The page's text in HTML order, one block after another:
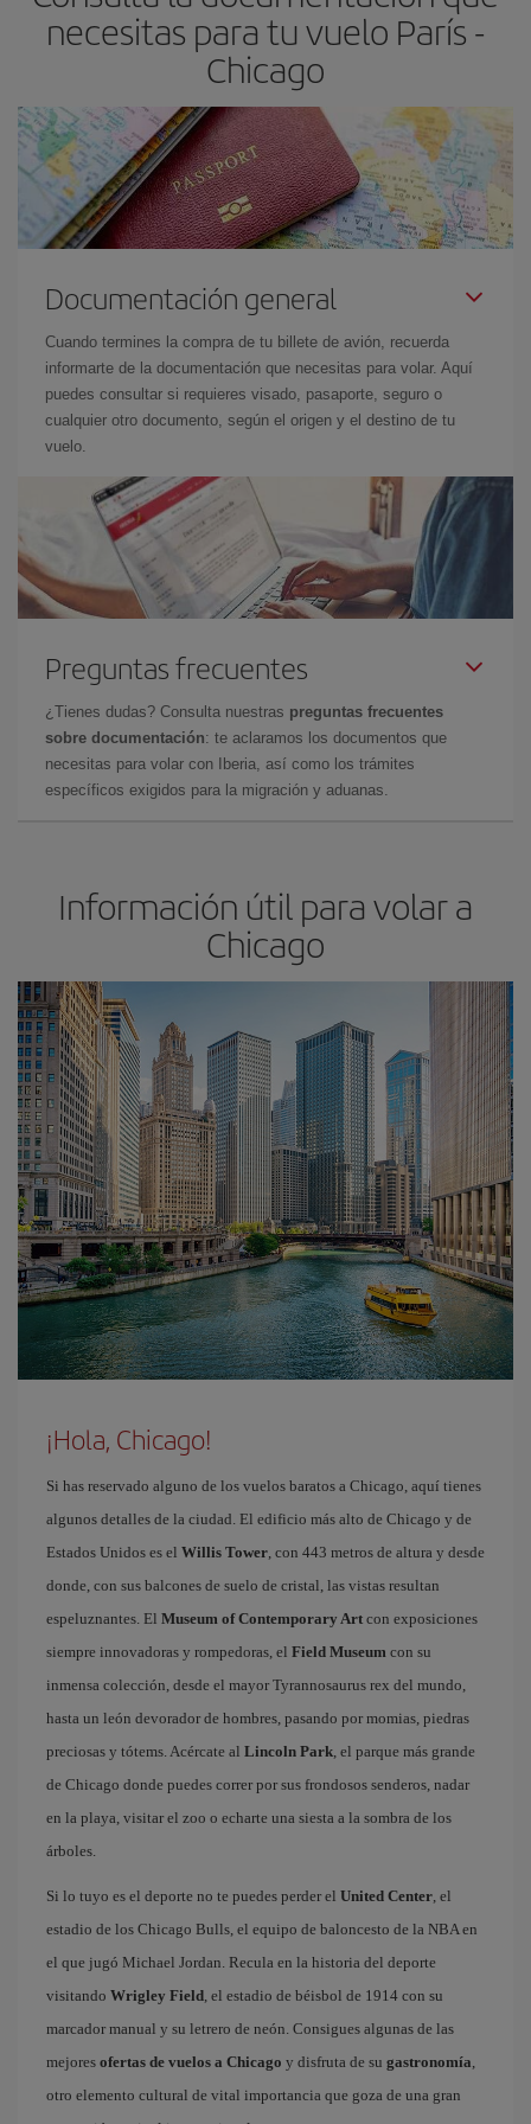
necesitas para tu vuelo París -
Chicago
Documentación general
Cuando termines la compra de tu billete de avión, recuerda
informarte de la documentación que necesitas para volar. Aquí
puedes consultar si requieres visado, pasaporte, seguro o
cualquier otro documento, según el origen y el destino de tu
vuelo.
Preguntas frecuentes
¿Tienes dudas? Consulta nuestras preguntas frecuentes
sobre documentación: te aclaramos los documentos que
necesitas para volar con Iberia, así como los trámites
específicos exigidos para la migración y aduanas.
Información útil para volar a
Chicago
¡Hola, Chicago!
Si has reservado alguno de los vuelos baratos a Chicago, aquí tienes
algunos detalles de la ciudad. El edificio más alto de Chicago y de
Estados Unidos es el Willis Tower, con 443 metros de altura y desde
donde, con sus balcones de suelo de cristal, las vistas resultan
espeluznantes. El Museum of Contemporary Art con exposiciones
siempre innovadoras y rompedoras, el Field Museum con su
inmensa colección, desde el mayor Tyrannosaurus rex del mundo,
hasta un león devorador de hombres, pasando por momias, piedras
preciosas y tótems. Acércate al Lincoln Park, el parque más grande
de Chicago donde puedes correr por sus frondosos senderos, nadar
en la playa, visitar el zoo o echarte una siesta a la sombra de los
árboles.
Si lo tuyo es el deporte no te puedes perder el United Center, el
estadio de los Chicago Bulls, el equipo de baloncesto de la NBA en
el que jugó Michael Jordan. Recula en la historia del deporte
visitando Wrigley Field, el estadio de béisbol de 1914 con su
marcador manual y su letrero de neón. Consigues algunas de las
mejores ofertas de vuelos a Chicago y disfruta de su gastronomía,
otro elemento cultural de vital importancia que goza de una gran